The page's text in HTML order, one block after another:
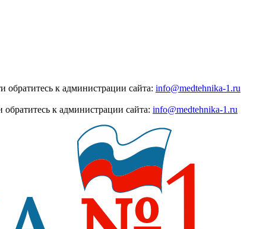
к администрации сайта: info@medtehnika-1.ru
к администрации сайта: info@medtehnika-1.ru